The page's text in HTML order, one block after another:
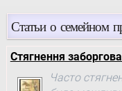
Статьи о семейном
Стягнення
Часто